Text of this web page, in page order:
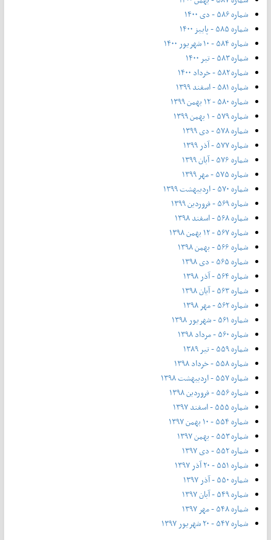
شماره ۵۸۶ - دی ۱۴۰۰
شماره ۵۸۵ - پاییز ۱۴۰۰
شماره ۵۸۴ - ۱۰ شهریور ۱۴۰۰
شماره ۵۸۳ - تیر ۱۴۰۰
شماره ۵۸۲ - خرداد ۱۴۰۰
شماره ۵۸۱ - اسفند ۱۳۹۹
شماره ۵۸۰ - ۱۲ بهمن ۱۳۹۹
شماره ۵۷۹ - ۱ بهمن ۱۳۹۹
شماره ۵۷۸ - دی ۱۳۹۹
شماره ۵۷۷ - آذر ۱۳۹۹
شماره ۵۷۶ - آبان ۱۳۹۹
شماره ۵۷۵ - مهر ۱۳۹۹
شماره ۵۷۰ - اردیبهشت ۱۳۹۹
شماره ۵۶۹ - فروردین ۱۳۹۹
شماره ۵۶۸ - اسفند ۱۳۹۸
شماره ۵۶۷ - ۱۲ بهمن ۱۳۹۸
شماره ۵۶۶ - بهمن ۱۳۹۸
شماره ۵۶۵ - دی ۱۳۹۸
شماره ۵۶۴ - آذر ۱۳۹۸
شماره ۵۶۳ - آیان ۱۳۹۸
شماره ۵۶۲ - مهر ۱۳۹۸
شماره ۵۶۱ - شهریور ۱۳۹۸
شماره ۵۶۰ - مرداد ۱۳۹۸
شماره ۵۵۹ - تیر ۱۳۸۹
شماره ۵۵۸ - خرداد ۱۳۹۸
شماره ۵۵۷ - اردیبهشت ۱۳۹۸
شماره ۵۵۶ - فروردین ۱۳۹۸
شماره ۵۵۵ - اسفند ۱۳۹۷
شماره ۵۵۴ - ۱۰ بهمن ۱۳۹۷
شماره ۵۵۳ - بهمن ۱۳۹۷
شماره ۵۵۲ - دی ۱۳۹۷
شماره ۵۵۱ - ۲۰ آذر ۱۳۹۷
شماره ۵۵۰ - آذر ۱۳۹۷
شماره ۵۴۹ - آبان ۱۳۹۷
شماره ۵۴۸ - مهر ۱۳۹۷
شماره ۵۴۷ - ۲۰ شهریور ۱۳۹۷